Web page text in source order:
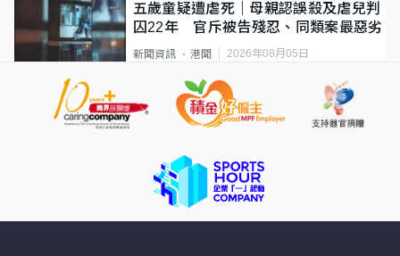
五歲童疑遭虐死｜母親認誤殺及虐兒判
囚22年 官斥被告殘忍、同類案最惡劣
新聞資訊 港聞 2026年08月05日